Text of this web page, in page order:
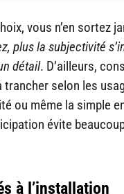
vous n’en sortez
plus la subjectivité
détail. D’ailleurs,
selon les
ou même la simple
évite
à l’installation